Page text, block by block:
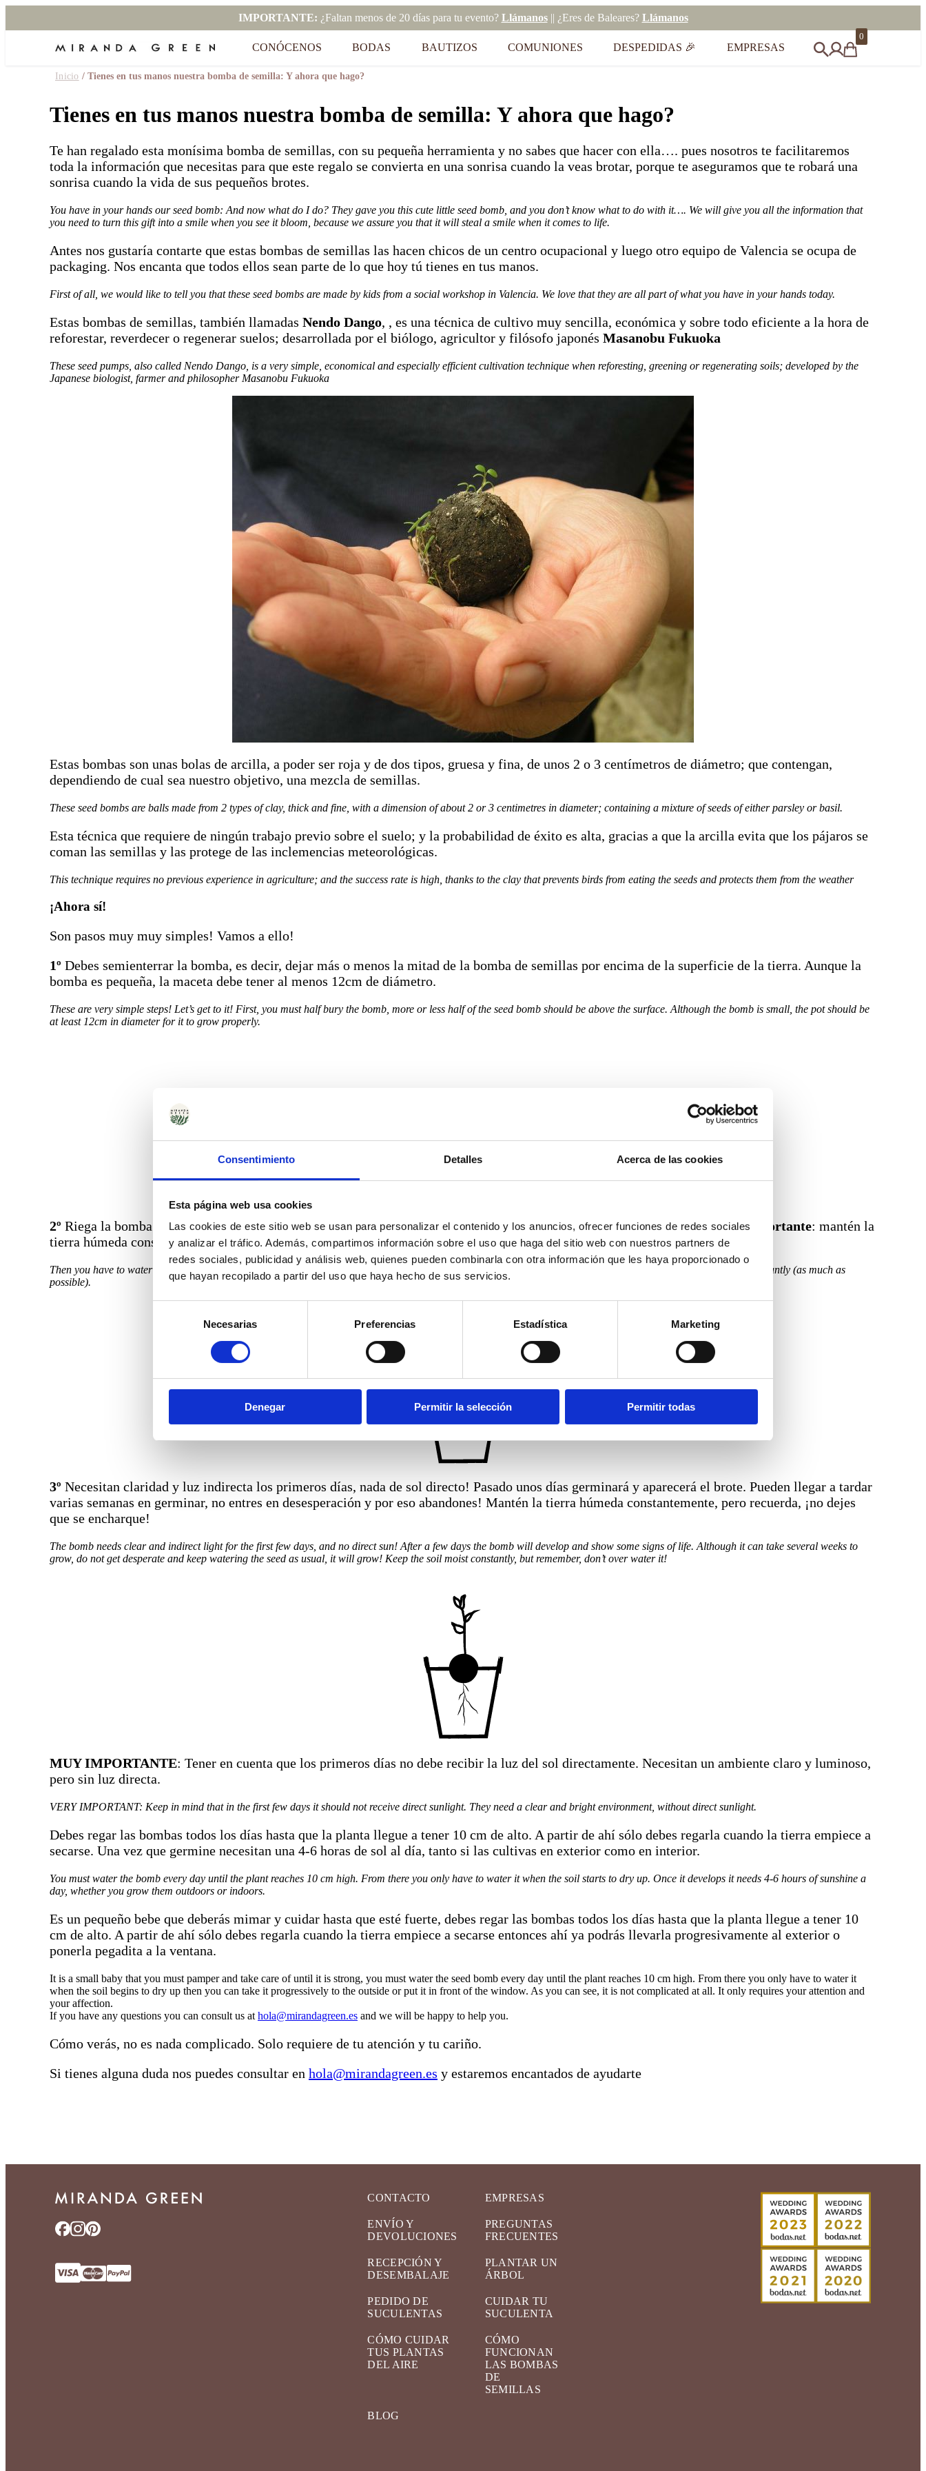
Consentimiento Detalles Acerca de las cookies
Esta página web usa cookies
Las cookies de este sitio web se usan para personalizar el contenido y los anuncios, ofrecer funciones de redes sociales
y analizar el tráfico. Además, compartimos información sobre el uso que haga del sitio web con nuestros partners de
redes sociales, publicidad y análisis web, quienes pueden combinarla con otra información que les haya proporcionado o
que hayan recopilado a partir del uso que haya hecho de sus servicios.
consentimiento
Necesarias Preferencias Estadística Marketing
Denegar Permitir la selección Permitir todas
IMPORTANTE: ¿Faltan menos de 20 días para tu evento? Llámanos|| ¿Eres de Baleares? Llámanos
CONÓCENOS BODAS BAUTIZOS COMUNIONES DESPEDIDAS 🎉 EMPRESAS
0
Inicio / Tienes en tus manos nuestra bomba de semilla: Y ahora que hago?
Tienes en tus manos nuestra bomba de semilla: Y ahora que hago?
Te han regalado esta monísima bomba de semillas, con su pequeña herramienta y no sabes que hacer con ella…. pues nosotros te facilitaremos
toda la información que necesitas para que este regalo se convierta en una sonrisa cuando la veas brotar, porque te aseguramos que te robará una
sonrisa cuando la vida de sus pequeños brotes.
You have in your hands our seed bomb: And now what do I do? They gave you this cute little seed bomb, and you don’t know what to do with it…. We will give you all the information that
you need to turn this gift into a smile when you see it bloom, because we assure you that it will steal a smile when it comes to life.
Antes nos gustaría contarte que estas bombas de semillas las hacen chicos de un centro ocupacional y luego otro equipo de Valencia se ocupa de
packaging. Nos encanta que todos ellos sean parte de lo que hoy tú tienes en tus manos.
First of all, we would like to tell you that these seed bombs are made by kids from a social workshop in Valencia. We love that they are all part of what you have in your hands today.
Estas bombas de semillas, también llamadas Nendo Dango, , es una técnica de cultivo muy sencilla, económica y sobre todo eficiente a la hora de
reforestar, reverdecer o regenerar suelos; desarrollada por el biólogo, agricultor y filósofo japonés Masanobu Fukuoka
These seed pumps, also called Nendo Dango, is a very simple, economical and especially efficient cultivation technique when reforesting, greening or regenerating soils; developed by the
Japanese biologist, farmer and philosopher Masanobu Fukuoka
Estas bombas son unas bolas de arcilla, a poder ser roja y de dos tipos, gruesa y fina, de unos 2 o 3 centímetros de diámetro; que contengan,
dependiendo de cual sea nuestro objetivo, una mezcla de semillas.
These seed bombs are balls made from 2 types of clay, thick and fine, with a dimension of about 2 or 3 centimetres in diameter; containing a mixture of seeds of either parsley or basil.
Esta técnica que requiere de ningún trabajo previo sobre el suelo; y la probabilidad de éxito es alta, gracias a que la arcilla evita que los pájaros se
coman las semillas y las protege de las inclemencias meteorológicas.
This technique requires no previous experience in agriculture; and the success rate is high, thanks to the clay that prevents birds from eating the seeds and protects them from the weather
¡Ahora sí!
Son pasos muy muy simples! Vamos a ello!
1º Debes semienterrar la bomba, es decir, dejar más o menos la mitad de la bomba de semillas por encima de la superficie de la tierra. Aunque la
bomba es pequeña, la maceta debe tener al menos 12cm de diámetro.
These are very simple steps! Let’s get to it! First, you must half bury the bomb, more or less half of the seed bomb should be above the surface. Although the bomb is small, the pot should be
at least 12cm in diameter for it to grow properly.
2º Riega la bomba sin llegar a encharcar. Es decir, que la tierra esté húmeda pero que no quede la maceta inundada.Lo más importante: mantén la
tierra húmeda constantemente (en la medida de lo posible).
Then you have to water the bomb without over watering. Meaning that the soil is wet, but the pot is not flooded. The Most important thing is to keep the soil wet constantly (as much as
possible).
3º Necesitan claridad y luz indirecta los primeros días, nada de sol directo! Pasado unos días germinará y aparecerá el brote. Pueden llegar a tardar
varias semanas en germinar, no entres en desesperación y por eso abandones! Mantén la tierra húmeda constantemente, pero recuerda, ¡no dejes
que se encharque!
The bomb needs clear and indirect light for the first few days, and no direct sun! After a few days the bomb will develop and show some signs of life. Although it can take several weeks to
grow, do not get desperate and keep watering the seed as usual, it will grow! Keep the soil moist constantly, but remember, don’t over water it!
MUY IMPORTANTE: Tener en cuenta que los primeros días no debe recibir la luz del sol directamente. Necesitan un ambiente claro y luminoso,
pero sin luz directa.
VERY IMPORTANT: Keep in mind that in the first few days it should not receive direct sunlight. They need a clear and bright environment, without direct sunlight.
Debes regar las bombas todos los días hasta que la planta llegue a tener 10 cm de alto. A partir de ahí sólo debes regarla cuando la tierra empiece a
secarse. Una vez que germine necesitan una 4-6 horas de sol al día, tanto si las cultivas en exterior como en interior.
You must water the bomb every day until the plant reaches 10 cm high. From there you only have to water it when the soil starts to dry up. Once it develops it needs 4-6 hours of sunshine a
day, whether you grow them outdoors or indoors.
Es un pequeño bebe que deberás mimar y cuidar hasta que esté fuerte, debes regar las bombas todos los días hasta que la planta llegue a tener 10
cm de alto. A partir de ahí sólo debes regarla cuando la tierra empiece a secarse entonces ahí ya podrás llevarla progresivamente al exterior o
ponerla pegadita a la ventana.
It is a small baby that you must pamper and take care of until it is strong, you must water the seed bomb every day until the plant reaches 10 cm high. From there you only have to water it
when the soil begins to dry up then you can take it progressively to the outside or put it in front of the window. As you can see, it is not complicated at all. It only requires your attention and
your affection.
If you have any questions you can consult us at hola@mirandagreen.es and we will be happy to help you.
Cómo verás, no es nada complicado. Solo requiere de tu atención y tu cariño.
Si tienes alguna duda nos puedes consultar en hola@mirandagreen.es y estaremos encantados de ayudarte
CONTACTO EMPRESAS
ENVÍO Y
DEVOLUCIONES
PREGUNTAS
FRECUENTES
RECEPCIÓN Y
DESEMBALAJE
PLANTAR UN
ÁRBOL
PEDIDO DE
SUCULENTAS
CUIDAR TU
SUCULENTA
CÓMO CUIDAR
TUS PLANTAS
DEL AIRE
CÓMO
FUNCIONAN
LAS BOMBAS
DE
SEMILLAS
BLOG